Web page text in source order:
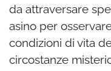
da attraversare
asino per
condizioni di vita
circostanze